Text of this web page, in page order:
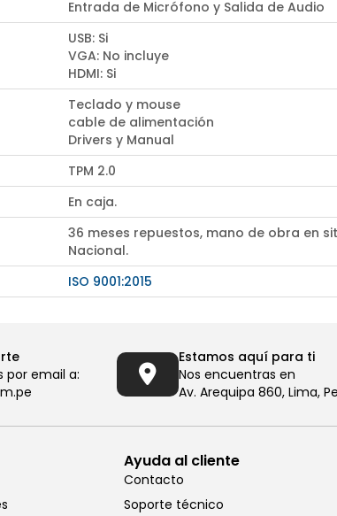
Entrada de Micrófono y Salida de Audio
USB: Si
VGA: No incluye
HDMI: Si
Teclado y mouse
cable de alimentación
Drivers y Manual
TPM 2.0
En caja.
36 meses repuestos, mano de obra en
Nacional.
ISO 9001:2015
por email a:
Estamos aquí para ti
Nos encuentras en
Av. Arequipa 860, Lima,
Ayuda al cliente
Contacto
Soporte técnico